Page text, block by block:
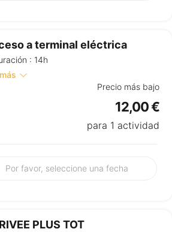
a terminal eléctrica
: 14h
Precio más bajo
12,00 €
para 1 actividad
PLUS TOT